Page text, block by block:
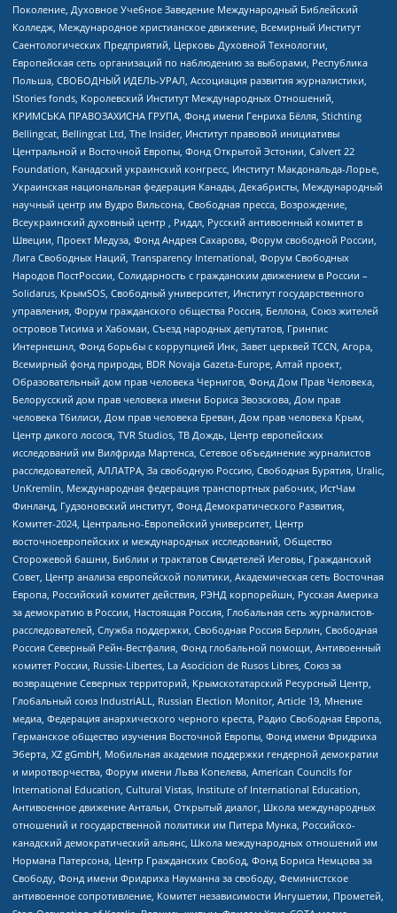
Поколение, Духовное Учебное Заведение Международный Библейский
Колледж, Международное христианское движение, Всемирный Институт
Саентологических Предприятий, Церковь Духовной Технологии,
Европейская сеть организаций по наблюдению за выборами, Республика
Польша, СВОБОДНЫЙ ИДЕЛЬ-УРАЛ, Ассоциация развития журналистики,
IStories fonds, Королевский Институт Международных Отношений,
КРИМСЬКА ПРАВОЗАХИСНА ГРУПА, Фонд имени Генриха Бёлля, Stichting
Bellingcat, Bellingcat Ltd, The Insider, Институт правовой инициативы
Центральной и Восточной Европы, Фонд Открытой Эстонии, Calvert 22
Foundation, Канадский украинский конгресс, Институт Макдональда-Лорье,
Украинская национальная федерация Канады, Декабристы, Международный
научный центр им Вудро Вильсона, Свободная пресса, Возрождение,
Всеукраинский духовный центр , Риддл, Русский антивоенный комитет в
Швеции, Проект Медуза, Фонд Андрея Сахарова, Форум свободной России,
Лига Свободных Наций, Transparеncy International, Форум Свободных
Народов ПостРоссии, Солидарность с гражданским движением в России –
Solidarus, КрымSOS, Свободный университет, Институт государственного
управления, Форум гражданского общества Россия, Беллона, Союз жителей
островов Тисима и Хабомаи, Съезд народных депутатов, Гринпис
Интернешнл, Фонд борьбы с коррупцией Инк, Завет церквей TCCN, Агора,
Всемирный фонд природы, BDR Novaja Gazeta-Europe, Алтай проект,
Образовательный дом прав человека Чернигов, Фонд Дом Прав Человека,
Белорусский дом прав человека имени Бориса Звозскова, Дом прав
человека Тбилиси, Дом прав человека Ереван, Дом прав человека Крым,
Центр дикого лосося, TVR Studios, ТВ Дождь, Центр европейских
исследований им Вилфрида Мартенса, Сетевое объединение журналистов
расследователей, АЛЛАТРА, За свободную Россию, Свободная Бурятия, Uralic,
UnKremlin, Международная федерация транспортных рабочих, ИстЧам
Финланд, Гудзоновский институт, Фонд Демократического Развития,
Комитет-2024, Центрально-Европейский университет, Центр
восточноевропейских и международных исследований, Общество
Сторожевой башни, Библии и трактатов Свидетелей Иеговы, Гражданский
Совет, Центр анализа европейской политики, Академическая сеть Восточная
Европа, Российский комитет действия, РЭНД корпорейшн, Русская Америка
за демократию в России, Настоящая Россия, Глобальная сеть журналистов-
расследователей, Служба поддержки, Свободная Россия Берлин, Свободная
Россия Северный Рейн-Вестфалия, Фонд глобальной помощи, Антивоенный
комитет России, Russie-Libertes, La Asocicion de Rusos Libres, Союз за
возвращение Северных территорий, Крымскотатарский Ресурсный Центр,
Глобальный союз IndustriALL, Russian Election Monitor, Article 19, Мнение
медиа, Федерация анархического черного креста, Радио Свободная Европа,
Германское общество изучения Восточной Европы, Фонд имени Фридриха
Эберта, XZ gGmbH, Мобильная академия поддержки гендерной демократии
и миротворчества, Форум имени Льва Копелева, American Councils for
International Education, Cultural Vistas, Institute of International Education,
Антивоенное движение Антальи, Открытый диалог, Школа международных
отношений и государственной политики им Питера Мунка, Российско-
канадский демократический альянс, Школа международных отношений им
Нормана Патерсона, Центр Гражданских Свобод, Фонд Бориса Немцова за
Свободу, Фонд имени Фридриха Науманна за свободу, Феминистское
антивоенное сопротивление, Комитет независимости Ингушетии, Прометей,